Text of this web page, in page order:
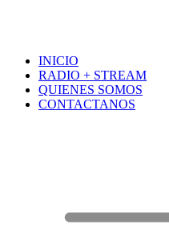
INICIO
RADIO + STREAM
QUIENES SOMOS
CONTACTANOS